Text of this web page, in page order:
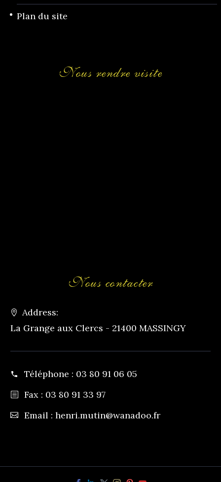
Plan du site
Nous rendre visite
Nous contacter
Address:
La Grange aux Clercs - 21400 MASSINGY
Téléphone : 03 80 91 06 05
Fax : 03 80 91 33 97
Email : henri.mutin@wanadoo.fr